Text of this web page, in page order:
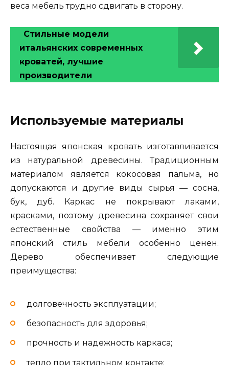
веса мебель трудно сдвигать в сторону.
Стильные модели
итальянских современных
кроватей, лучшие
производители
Используемые материалы
Настоящая японская кровать изготавливается
из натуральной древесины. Традиционным
материалом является кокосовая пальма, но
допускаются и другие виды сырья — сосна,
бук, дуб. Каркас не покрывают лаками,
красками, поэтому древесина сохраняет свои
естественные свойства — именно этим
японский стиль мебели особенно ценен.
Дерево обеспечивает следующие
преимущества:
долговечность эксплуатации;
безопасность для здоровья;
прочность и надежность каркаса;
тепло при тактильном контакте;